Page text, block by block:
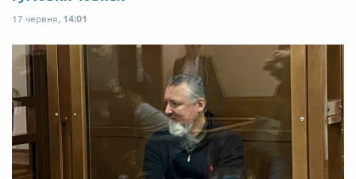
17 червня, 14:01